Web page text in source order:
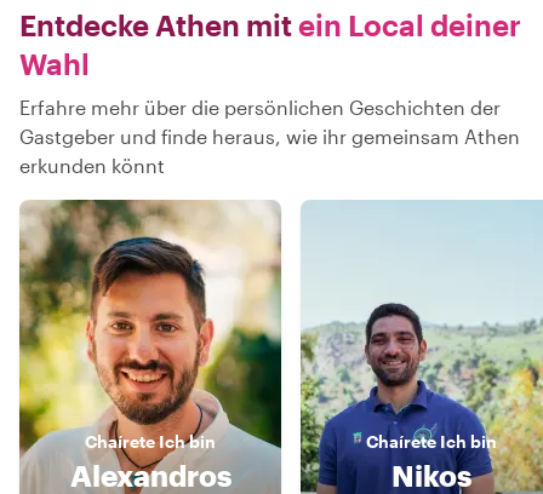
Entdecke Athen mitein Local deiner
Wahl
Erfahre mehr über die persönlichen Geschichten der
Gastgeber und finde heraus, wie ihr gemeinsam Athen
erkunden könnt
Chaírete Ich bin
Alexandros
Chaírete Ich bin
Nikos